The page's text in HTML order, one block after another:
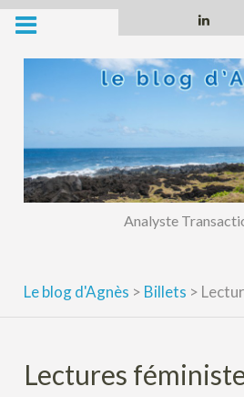
Skip
content
Analyste
Le blog d'Agnès > Billets >
Lectures